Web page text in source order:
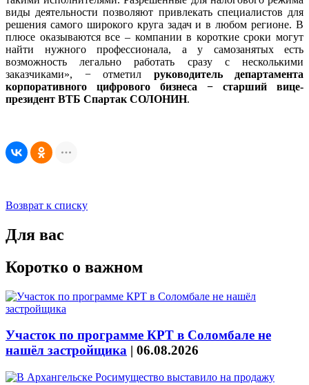
виды деятельности позволяют привлекать специалистов для
решения самого широкого круга задач и в любом регионе. В
плюсе оказываются все – компании в короткие сроки могут
найти нужного профессионала, а у самозанятых есть
возможность легально работать сразу с несколькими
заказчиками», − отметил руководитель департамента
корпоративного цифрового бизнеса − старший вице-
президент ВТБ Спартак СОЛОНИН.
Возврат к списку
Для вас
Коротко о важном
Участок по программе КРТ в Соломбале не
нашёл застройщика | 06.08.2026